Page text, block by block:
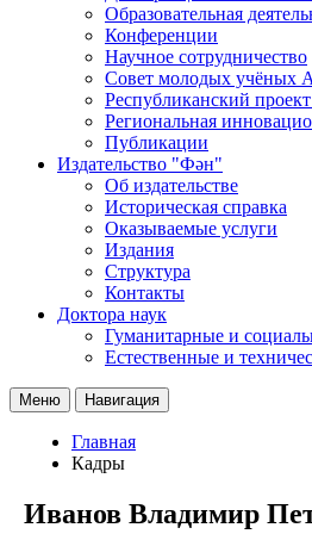
Образовательная
Конференции
Научное сотрудничество
Совет молодых учёных
Республиканский
Региональная
Публикации
Издательство "Фән"
Об издательстве
Историческая справка
Оказываемые услуги
Издания
Структура
Контакты
Доктора наук
Гуманитарные и
Естественные и
Меню Навигация
Главная
Кадры
Иванов Владимир